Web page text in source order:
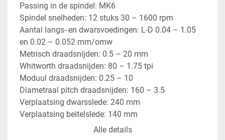
Passing in de spindel: MK6
Spindel snelheden: 12 stuks 30 – 1600 rpm
Aantal langs- en dwarsvoedingen: L-D 0.04 – 1.05
en 0.02 – 0.052 mm/omw
Metrisch draadsnijden: 0.5 – 20 mm
Whitworth draadsnijden: 80 – 1.75 tpi
Moduul draadsnijden: 0.25 – 10
Diametraal pitch draadsnijden: 160 – 3.5
Verplaatsing dwarsslede: 240 mm
Verplaatsing beitelslede: 140 mm
Opname boorpinole: MK 4 Alle details